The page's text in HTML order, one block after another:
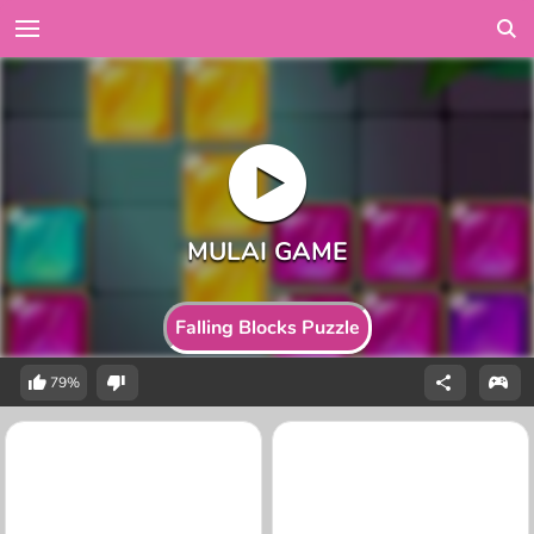
Falling Blocks Puzzle
79%